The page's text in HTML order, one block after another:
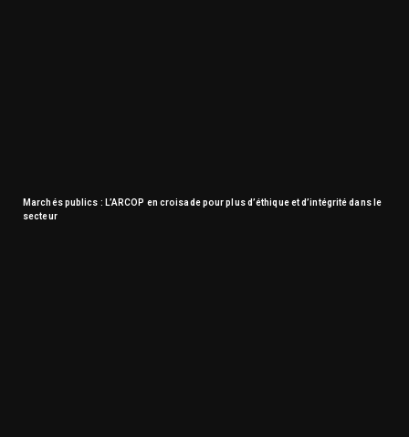
Marchés publics : L’ARCOP en croisade pour plus d’éthique et d’intégrité dans le
secteur